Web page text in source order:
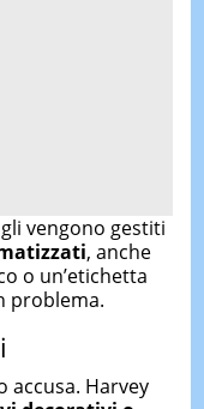
vengono gestiti
, anche
o un’etichetta
problema.
accusa. Harvey